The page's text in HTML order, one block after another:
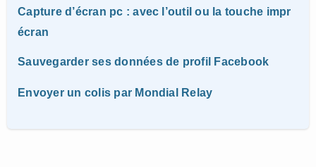
Capture d’écran pc : avec l’outil ou la touche impr
écran
Sauvegarder ses données de profil Facebook
Envoyer un colis par Mondial Relay